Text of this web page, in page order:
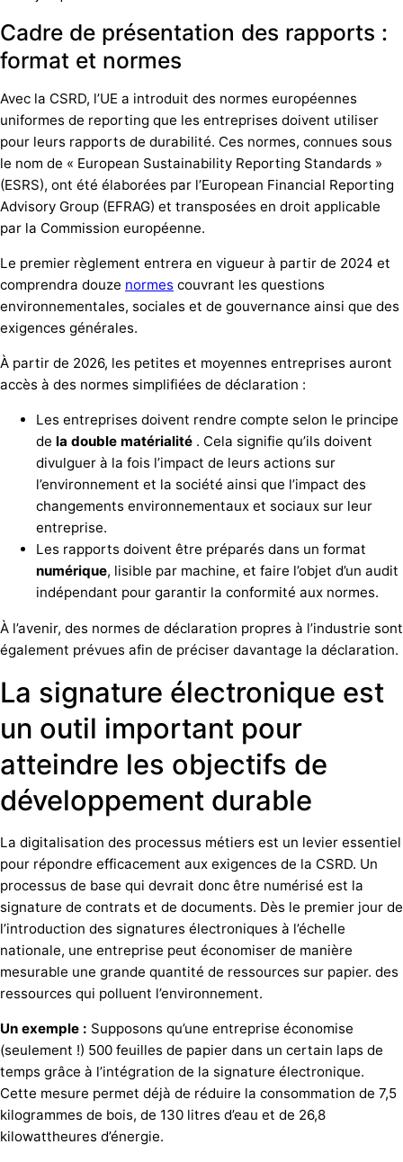
Cadre de présentation des rapports :
format et normes
Avec la CSRD, l’UE a introduit des normes européennes
uniformes de reporting que les entreprises doivent utiliser
pour leurs rapports de durabilité. Ces normes, connues sous
le nom de « European Sustainability Reporting Standards »
(ESRS), ont été élaborées par l’European Financial Reporting
Advisory Group (EFRAG) et transposées en droit applicable
par la Commission européenne.
Le premier règlement entrera en vigueur à partir de 2024 et
comprendra douze normes couvrant les questions
environnementales, sociales et de gouvernance ainsi que des
exigences générales.
À partir de 2026, les petites et moyennes entreprises auront
accès à des normes simplifiées de déclaration :
Les entreprises doivent rendre compte selon le principe
de la double matérialité . Cela signifie qu’ils doivent
divulguer à la fois l’impact de leurs actions sur
l’environnement et la société ainsi que l’impact des
changements environnementaux et sociaux sur leur
entreprise.
Les rapports doivent être préparés dans un format
numérique, lisible par machine, et faire l’objet d’un audit
indépendant pour garantir la conformité aux normes.
À l’avenir, des normes de déclaration propres à l’industrie sont
également prévues afin de préciser davantage la déclaration.
La signature électronique est
un outil important pour
atteindre les objectifs de
développement durable
La digitalisation des processus métiers est un levier essentiel
pour répondre efficacement aux exigences de la CSRD. Un
processus de base qui devrait donc être numérisé est la
signature de contrats et de documents. Dès le premier jour de
l’introduction des signatures électroniques à l’échelle
nationale, une entreprise peut économiser de manière
mesurable une grande quantité de ressources sur papier. des
ressources qui polluent l’environnement.
Un exemple : Supposons qu’une entreprise économise
(seulement !) 500 feuilles de papier dans un certain laps de
temps grâce à l’intégration de la signature électronique.
Cette mesure permet déjà de réduire la consommation de 7,5
kilogrammes de bois, de 130 litres d’eau et de 26,8
kilowattheures d’énergie.